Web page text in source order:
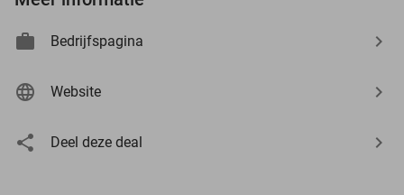
Bedrijfspagina
Website
Deel deze deal